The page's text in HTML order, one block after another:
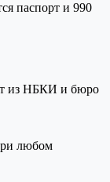
паспорт и 990
из НБКИ и бюро
любом